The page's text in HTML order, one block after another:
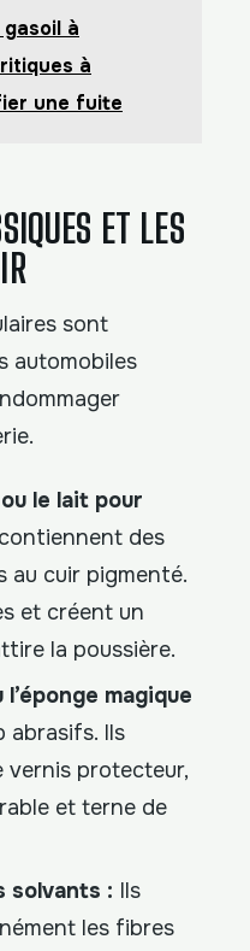
à
à
une fuite
ET LES
sont
automobiles
le lait pour
des
au cuir pigmenté.
et créent un
la poussière.
magique
abrasifs. Ils
vernis protecteur,
et terne de
solvants : Ils
les fibres